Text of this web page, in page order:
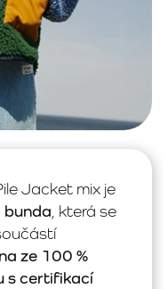
Jacket mix je
bunda , která se
ze 100 %
s certifikací